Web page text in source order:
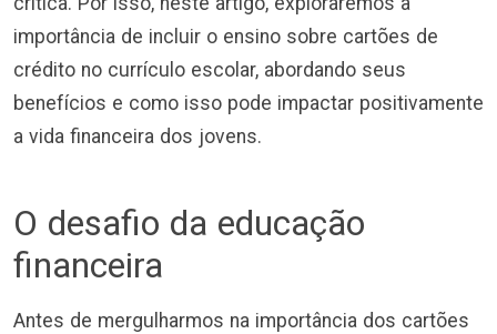
importância de incluir o ensino sobre cartões de
crédito no currículo escolar, abordando seus
benefícios e como isso pode impactar positivamente
a vida financeira dos jovens.
O desafio da educação
financeira
Antes de mergulharmos na importância dos cartões